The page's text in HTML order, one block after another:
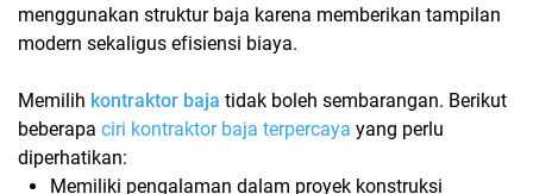
menggunakan struktur baja karena memberikan tampilan
modern sekaligus efisiensi biaya.
Memilih kontraktor baja tidak boleh sembarangan. Berikut
beberapa ciri kontraktor baja terpercaya yang perlu
diperhatikan:
Memiliki pengalaman dalam proyek konstruksi